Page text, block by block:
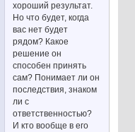
хороший результат.
Но что будет, когда
вас нет будет
рядом? Какое
решение он
способен принять
сам? Понимает ли он
последствия, знаком
ли с
ответственностью?
И кто вообще в его